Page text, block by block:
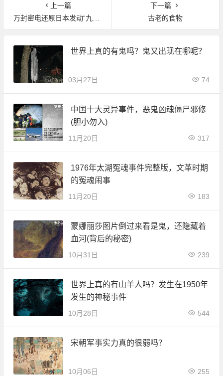
上一篇
万封密电还原日本发动“九一八”脚本
下一篇
古老的食物
世界上真的有鬼吗？鬼又出现在哪呢？
03月27日 74
中国十大灵异事件，恶鬼凶魂僵尸邪修
(胆小勿入)
11月20日 317
1976年太湖冤魂事件完整版，文革时期
的冤魂闹事
11月20日 183
蒙娜丽莎图片倒过来看是鬼，还隐藏着
血河(背后的秘密)
10月31日 239
世界上真的有山羊人吗？发生在1950年
发生的神秘事件
10月28日 544
宋朝军事实力真的很弱吗？
10月06日 255